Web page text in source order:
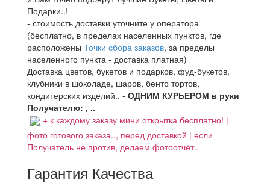
Подарки..!
- стоимость доставки уточните у оператора
(бесплатно, в пределах населенных пунктов, где
расположены Точки сбора заказов, за пределы
населенного пункта - доставка платная)
Доставка цветов, букетов и подарков, фуд-букетов,
клубники в шоколаде, шаров, бенто тортов,
кондитерских изделий.. - ОДНИМ КУРЬЕРОМ в руки
Получателю: , ..
+ к каждому заказу мини открытка бесплатно! |
фото готового заказа.., перед доставкой | если
Получатель не против, делаем фотоотчёт..
Гарантия Качества